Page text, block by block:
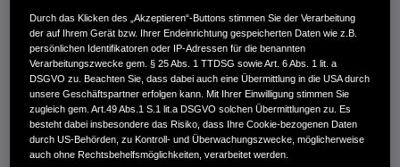
Emissionen in g/km: kombiniert 109−116. CO₂-Klasse: C-D.
Kraftstoffverbrauch HR-V e:HEV in l/100 km: kombiniert 5,4. CO₂-
Emissionen in g/km: kombiniert 122. CO₂-Klasse: D.
Kraftstoffverbrauch ZR-V e:HEV in l/100 km: kombiniert 5,8−5,9. CO₂-
Emissionen in g/km: kombiniert 132−133. CO₂-Klasse: D.
Energieverbrauch CR-V e:PHEV: Kraftstoffverbrauch gewichtet,
kombiniert: 2,6 l/100 km. Stromverbrauch gewichtet, kombiniert: 11,7
kWh/100 km. CO₂-Emissionen in g/km gewichtet, kombiniert: 59−60.
Durch das Klicken des „Akzeptieren“-Buttons stimmen Sie der Verarbeitung
der auf Ihrem Gerät bzw. Ihrer Endeinrichtung gespeicherten Daten wie z.B.
persönlichen Identifikatoren oder IP-Adressen für die benannten
Verarbeitungszwecke gem. § 25 Abs. 1 TTDSG sowie Art. 6 Abs. 1 lit. a
DSGVO zu. Beachten Sie, dass dabei auch eine Übermittlung in die USA durch
unsere Geschäftspartner erfolgen kann. Mit Ihrer Einwilligung stimmen Sie
zugleich gem. Art.49 Abs.1 S.1 lit.a DSGVO solchen Übermittlungen zu. Es
besteht dabei insbesondere das Risiko, dass Ihre Cookie-bezogenen Daten
durch US-Behörden, zu Kontroll- und Überwachungszwecke, möglicherweise
auch ohne Rechtsbehelfsmöglichkeiten, verarbeitet werden.